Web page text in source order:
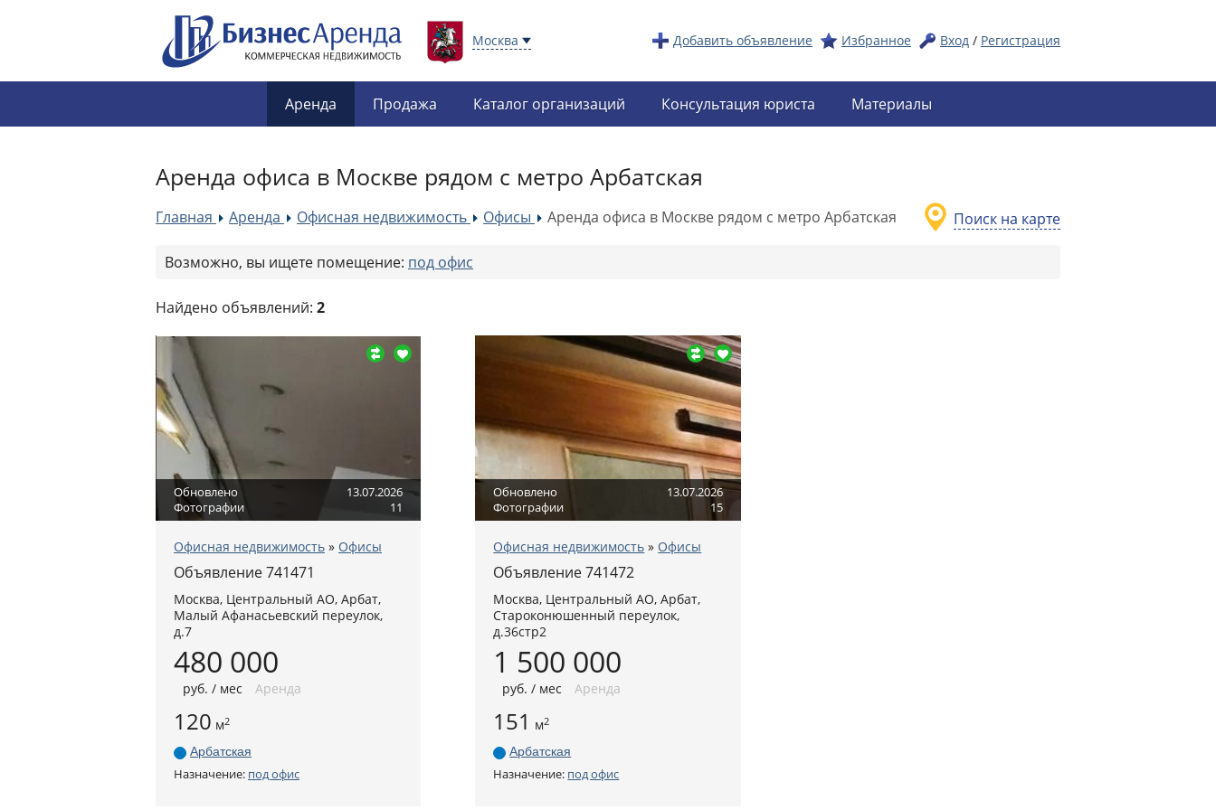
Москва Добавить объявление Избранное Вход / Регистрация
Аренда Продажа Каталог организаций Консультация юриста Материалы
Аренда офиса в Москве рядом с метро Арбатская
Поиск на карте
Главная »
Аренда »Офисная недвижимость »Офисы »
Аренда офиса в Москве рядом с метро Арбатская
Возможно, вы ищете помещение: под офис
Найдено объявлений: 2
Обновлено
13.07.2026
Фотографии
11
Офисная недвижимость » Офисы
Объявление 741471
Москва, Центральный АО, Арбат,
Малый Афанасьевский переулок,
д.7
480 000
руб. / мес Аренда
120 м2
Арбатская
Назначение: под офис
Обновлено
13.07.2026
Фотографии
15
Офисная недвижимость » Офисы
Объявление 741472
Москва, Центральный АО, Арбат,
Староконюшенный переулок,
д.36стр2
1 500 000
руб. / мес Аренда
151 м2
Арбатская
Назначение: под офис